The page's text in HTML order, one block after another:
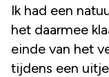
Ik had een
het daarmee
einde van het
tijdens een